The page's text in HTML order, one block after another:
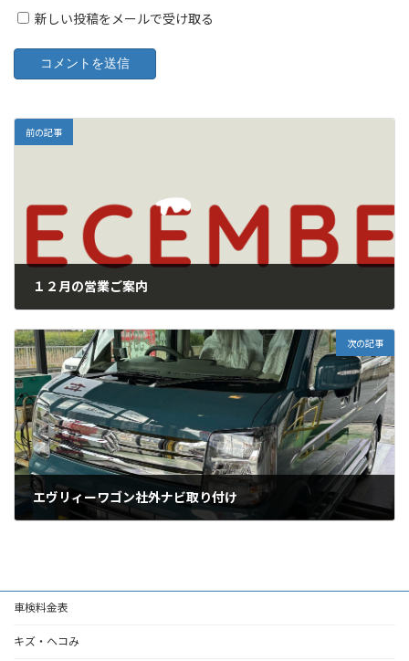
新しい投稿をメールで受け取る
前の記事
１２月の営業ご案内
次の記事
エヴリィーワゴン社外ナビ取り付け
車検料金表
キズ・ヘコみ